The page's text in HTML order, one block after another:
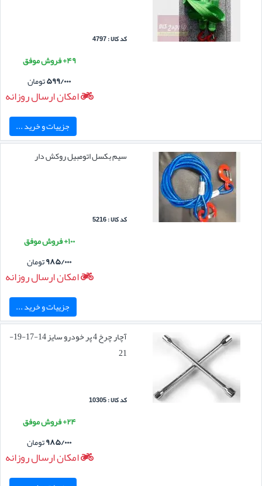
کد کالا : 4797
۴۹+ فروش موفق
۵۹۹/۰۰۰تومان
امکان ارسال روزانه
جزییات و خرید ...
سیم بکسل اتومبیل روکش دار
کد کالا : 5216
۱۰۰+ فروش موفق
۹۸۵/۰۰۰تومان
امکان ارسال روزانه
جزییات و خرید ...
آچار چرخ 4 پر خودرو سایز 14-17-19-
21
کد کالا : 10305
۲۴+ فروش موفق
۹۸۵/۰۰۰تومان
امکان ارسال روزانه